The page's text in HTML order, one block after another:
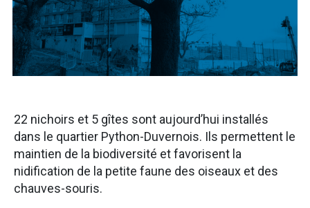
22 nichoirs et 5 gîtes sont aujourd’hui installés
dans le quartier Python-Duvernois. Ils permettent le
maintien de la biodiversité et favorisent la
nidification de la petite faune des oiseaux et des
chauves-souris.